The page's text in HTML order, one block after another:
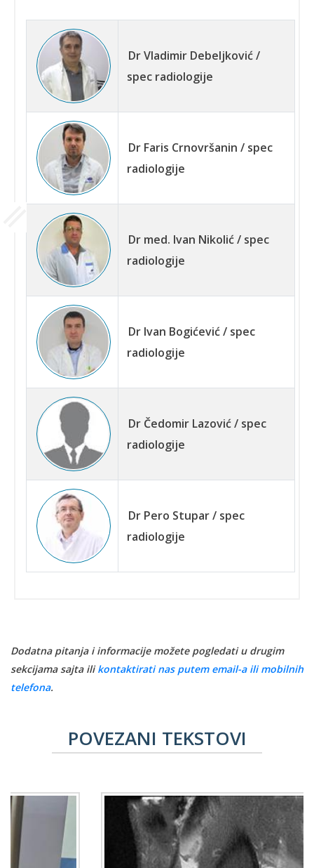
Dr Vladimir Debeljković /
spec radiologije
Dr Faris Crnovršanin / spec
radiologije
Dr med. Ivan Nikolić / spec
radiologije
Dr Ivan Bogićević / spec
radiologije
Dr Čedomir Lazović / spec
radiologije
Dr Pero Stupar / spec
radiologije
Dodatna pitanja i informacije možete pogledati u drugim
sekcijama sajta ilikontaktirati nas putem email-a ili mobilnih
telefona.
POVEZANI TEKSTOVI